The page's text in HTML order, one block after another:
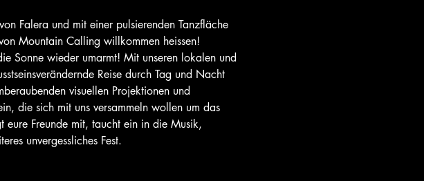
Falera und mit einer pulsierenden Tanzfläche
Mountain Calling willkommen heissen!
Sonne wieder umarmt! Mit unseren lokalen und
Reise durch Tag und Nacht
visuellen Projektionen und
die sich mit uns versammeln wollen um das
eure Freunde mit, taucht ein in die Musik,
unvergessliches Fest.